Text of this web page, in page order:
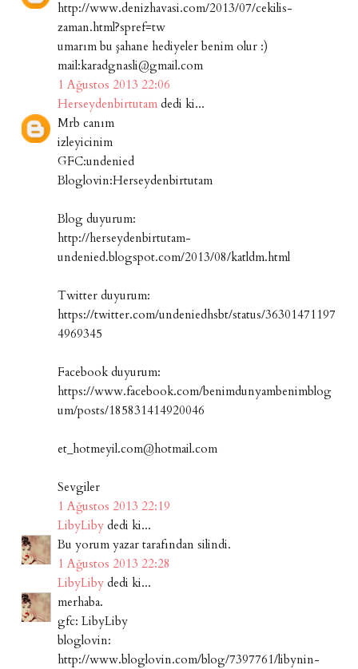
http://www.denizhavasi.com/2013/07/cekilis-
zaman.html?spref=tw
umarım bu şahane hediyeler benim olur :)
mail:karadgnasli@gmail.com
1 Ağustos 2013 22:06
Herseydenbirtutamdedi ki...
Mrb canım
izleyicinim
GFC:undenied
Bloglovin:Herseydenbirtutam
Blog duyurum:
http://herseydenbirtutam-
undenied.blogspot.com/2013/08/katldm.html
Twitter duyurum:
https://twitter.com/undeniedhsbt/status/36301471197
4969345
Facebook duyurum:
https://www.facebook.com/benimdunyambenimblog
um/posts/185831414920046
et_hotmeyil.com@hotmail.com
Sevgiler
1 Ağustos 2013 22:19
LibyLibydedi ki...
Bu yorum yazar tarafından silindi.
1 Ağustos 2013 22:28
LibyLibydedi ki...
merhaba.
gfc: LibyLiby
bloglovin:
http://www.bloglovin.com/blog/7397761/libynin-